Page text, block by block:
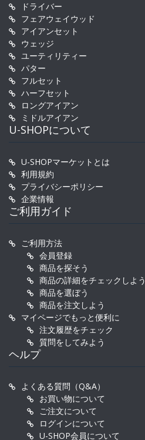
ドライバー
フェアウェイウッド
アイアンセット
ウェッジ
ユーティリティー
パター
フルセット
ハーフセット
ロングアイアン
ミドルアイアン
U-SHOPについて
U-SHOPマーケットとは
利用規約
プライバシーポリシー
企業情報
ご利用ガイド
ご利用方法
会員登録
商品を探そう
商品の詳細をチェックしよう
商品を選ぼう
商品を注文しよう
マイページでもっと便利に
注文履歴をチェック
質問をしてみよう
ヘルプ
よくある質問（Q&A）
お買い物について
ご注文について
ログインについて
U-SHOP会員について